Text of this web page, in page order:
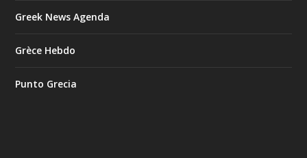
Greek News Agenda
Grèce Hebdo
Punto Grecia